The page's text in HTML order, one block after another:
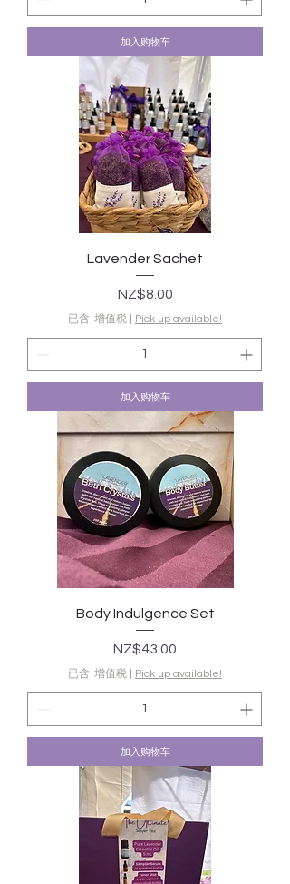
加入购物车
Lavender Sachet
價格
NZ$8.00
已含 增值税 Pick up available!
加入购物车
Body Indulgence Set
價格
NZ$43.00
已含 增值税 Pick up available!
加入购物车